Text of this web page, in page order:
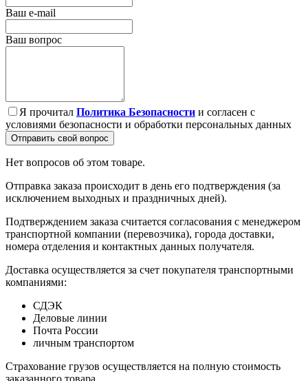
Ваш e-mail
Ваш вопрос
Я прочитал Политика Безопасности и согласен с
условиями безопасности и обработки персональных данных
Отправить свой вопрос
Нет вопросов об этом товаре.
Отправка заказа происходит в день его подтверждения (за
исключением выходных и праздничных дней).
Подтверждением заказа считается согласования с менеджером
транспортной компании (перевозчика), города доставки,
номера отделения и контактных данных получателя.
Доставка осуществляется за счет покупателя транспортными
компаниями:
СДЭК
Деловые линии
Почта России
личным транспортом
Страхование грузов осуществляется на полную стоимость
заказанного товара.